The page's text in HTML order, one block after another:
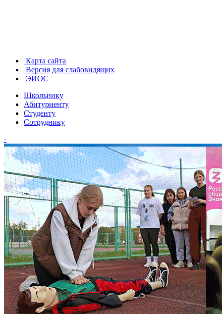
Карта сайта
Версия для слабовидящих
ЭИОС
Школьнику
Абитуриенту
Студенту
Сотруднику
-